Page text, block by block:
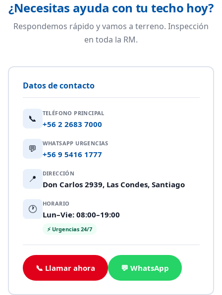
¿Necesitas ayuda con tu techo hoy?
Respondemos rápido y vamos a terreno. Inspección
en toda la RM.
Datos de contacto
📞 TELÉFONO PRINCIPAL
+56 2 2683 7000
💬 WHATSAPP URGENCIAS
+56 9 5416 1777
📍 DIRECCIÓN
Don Carlos 2939, Las Condes, Santiago
🕐 HORARIO
Lun–Vie: 08:00–19:00
⚡ Urgencias 24/7
📞 Llamar ahora 💬 WhatsApp